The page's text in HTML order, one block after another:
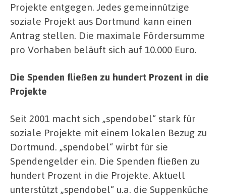
Projekte entgegen. Jedes gemeinnützige
soziale Projekt aus Dortmund kann einen
Antrag stellen. Die maximale Fördersumme
pro Vorhaben beläuft sich auf 10.000 Euro.
Die Spenden fließen zu hundert Prozent in die
Projekte
Seit 2001 macht sich „spendobel“ stark für
soziale Projekte mit einem lokalen Bezug zu
Dortmund. „spendobel“ wirbt für sie
Spendengelder ein. Die Spenden fließen zu
hundert Prozent in die Projekte. Aktuell
unterstützt „spendobel“ u.a. die Suppenküche